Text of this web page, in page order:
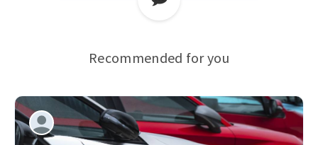
Recommended for you